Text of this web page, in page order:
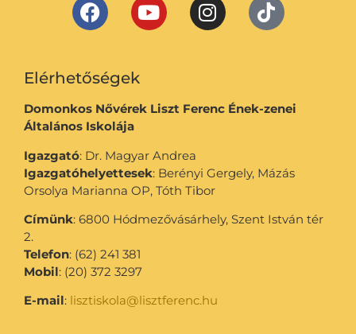
Elérhetőségek
Domonkos Nővérek Liszt Ferenc Ének-zenei
Általános Iskolája
Igazgató: Dr. Magyar Andrea
Igazgatóhelyettesek: Berényi Gergely, Mázás
Orsolya Marianna OP, Tóth Tibor
Címünk: 6800 Hódmezővásárhely, Szent István tér
2.
Telefon: (62) 241 381
Mobil: (20) 372 3297
E-mail: lisztiskola@lisztferenc.hu